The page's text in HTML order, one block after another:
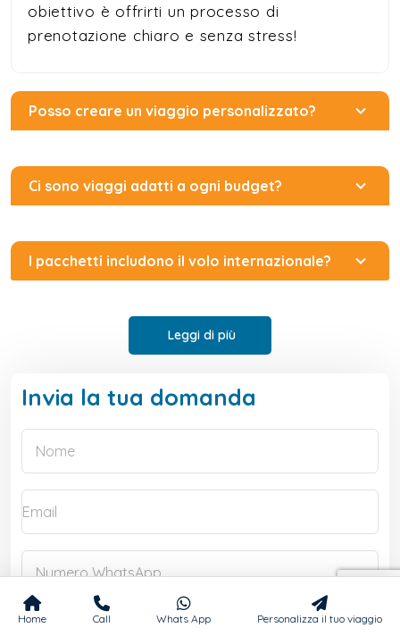
obiettivo è offrirti un processo di
prenotazione chiaro e senza stress!
Posso creare un viaggio personalizzato?
Ci sono viaggi adatti a ogni budget?
I pacchetti includono il volo internazionale?
Leggi di più
Invia la tua domanda
Home Call Whats App Personalizza il tuo viaggio